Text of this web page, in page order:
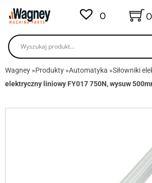
0 0
Wagney »Produkty »Automatyka »Siłowniki
elektryczny liniowy FY017 750N, wysuw